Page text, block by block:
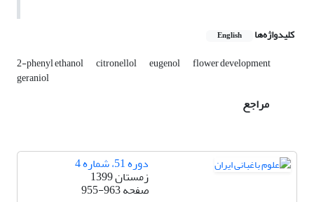
کلیدواژه‌ها English
‎2-phenyl ethanol citronellol eugenol flower development
geraniol
مراجع
دوره 51، شماره 4
زمستان 1399
صفحه955-963